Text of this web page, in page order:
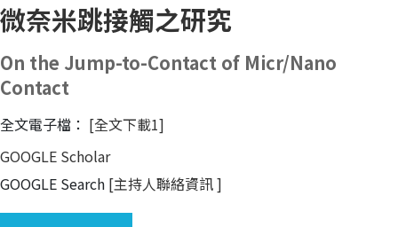
微奈米跳接觸之研究
On the Jump-to-Contact of Micr/Nano
Contact
全文電子檔： [全文下載1]
GOOGLE Scholar
GOOGLE Search [主持人聯絡資訊]